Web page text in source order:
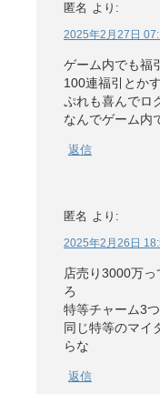
匿名 より:
2025年2月27日
ゲーム内でも福
100連福引とか
ぷれも喜んでロ
なんでゲーム内
返信
匿名 より:
2025年2月26日
店売り3000万
ろ
特等チャーム3
同じ特等のマイ
らな
返信